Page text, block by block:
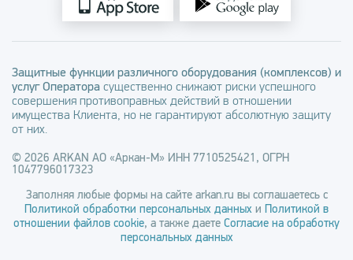
Защитные функции различного оборудования (комплексов) и
услуг Оператора существенно снижают риски успешного
совершения противоправных действий в отношении
имущества Клиента, но не гарантируют абсолютную защиту
от них.
© 2026 ARKAN АО «Аркан-М» ИНН 7710525421, ОГРН
1047796017323
Заполняя любые формы на сайте arkan.ru вы соглашаетесь с
Политикой обработки персональных данных и Политикой в
отношении файлов cookie, а также даете Согласие на обработку
персональных данных